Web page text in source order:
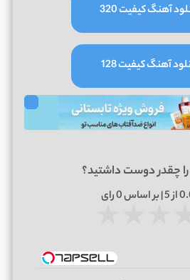
آهنگ کیفیت 320
آهنگ کیفیت 128
چقدر دوست داشتید؟
از 5 | بر اساس 0رای